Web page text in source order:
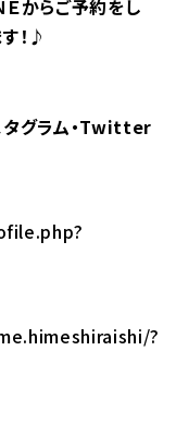
Ｅからご予約をし
！♪
タグラム・Twitter
?